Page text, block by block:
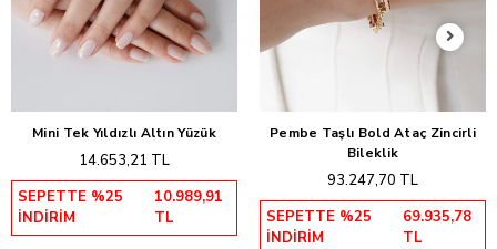
Sepete Ekle
Mini Tek Yıldızlı Altın Yüzük
14.653,21 TL
SEPETTE %25
İNDİRİM
10.989,91
TL
Sepete Ekle
Pembe Taşlı Bold Ataç Zincirli
Bileklik
93.247,70 TL
SEPETTE %25
İNDİRİM
69.935,78
TL